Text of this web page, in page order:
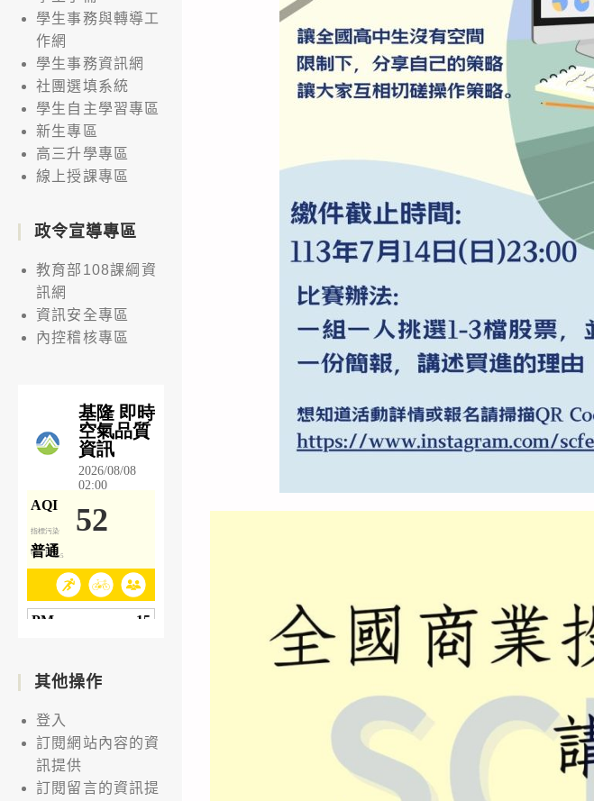
學生事務與轉導工
作網
學生事務資訊網
社團選填系統
學生自主學習專區
新生專區
高三升學專區
線上授課專區
政令宣導專區
教育部108課綱資
訊網
資訊安全專區
內控稽核專區
其他操作
登入
訂閱網站內容的資
訊提供
訂閱留言的資訊提